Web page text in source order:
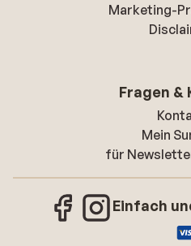
Marketing-
Fragen &
Mein
für
Einfach